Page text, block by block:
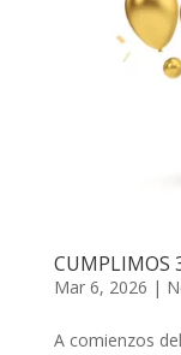
CUMPLIMOS
Mar 6, 2026 |
A comienzos